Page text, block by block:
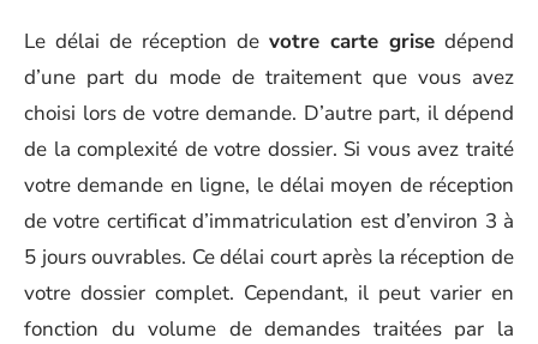
Le délai de réception de votre carte grise dépend
d’une part du mode de traitement que vous avez
choisi lors de votre demande. D’autre part, il dépend
de la complexité de votre dossier. Si vous avez traité
votre demande en ligne, le délai moyen de réception
de votre certificat d’immatriculation est d’environ 3 à
5 jours ouvrables. Ce délai court après la réception de
votre dossier complet. Cependant, il peut varier en
fonction du volume de demandes traitées par la